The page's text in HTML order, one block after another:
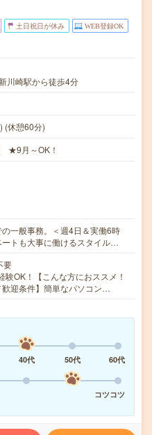
土日祝日が休み WEB登録OK
川崎駅から徒歩4分
(休憩60分)
★9月～OK！
一般事務。＜週4日＆実働6時
トも大事に働けるスタイル…
要
験OK！【こんな方におススメ！
歓迎条件】簡単なパソコン…
40代 50代
60代
コツコツ